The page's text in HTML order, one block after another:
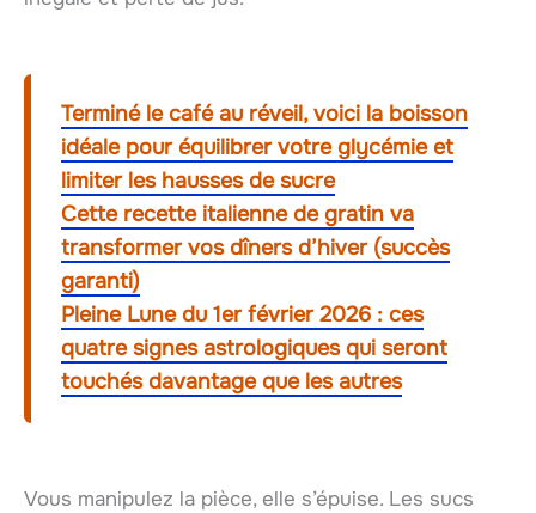
Terminé le café au réveil, voici la boisson
idéale pour équilibrer votre glycémie et
limiter les hausses de sucre
Cette recette italienne de gratin va
transformer vos dîners d’hiver (succès
garanti)
Pleine Lune du 1er février 2026 : ces
quatre signes astrologiques qui seront
touchés davantage que les autres
Vous manipulez la pièce, elle s’épuise. Les sucs